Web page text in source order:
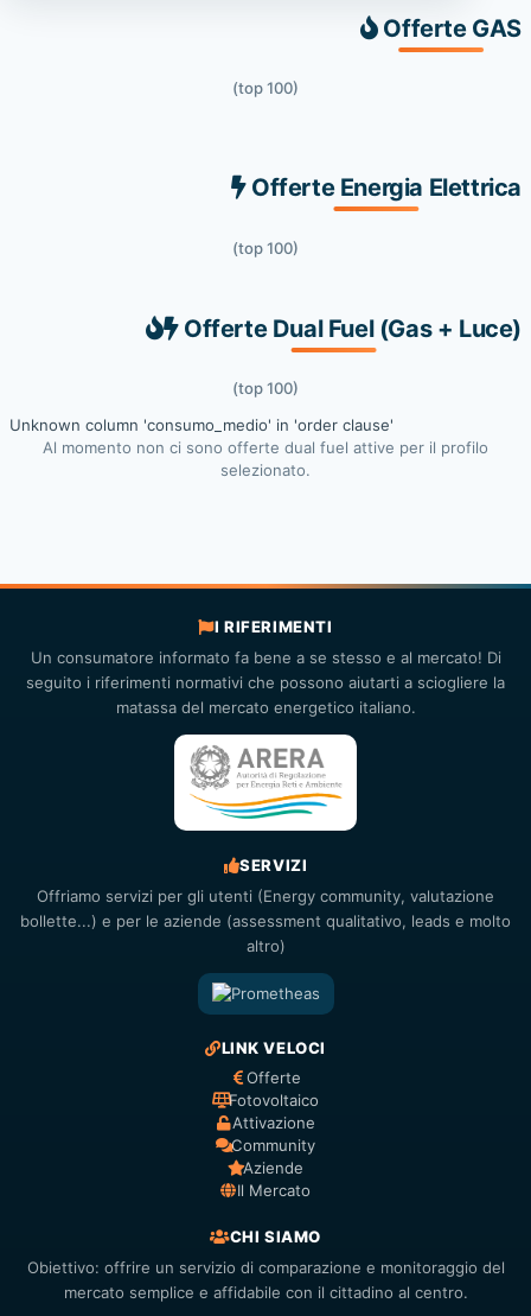
Offerte GAS
(top 100)
Offerte Energia Elettrica
(top 100)
Offerte Dual Fuel (Gas + Luce)
(top 100)
Unknown column 'consumo_medio' in 'order clause'
Al momento non ci sono offerte dual fuel attive per il profilo
selezionato.
I RIFERIMENTI
Un consumatore informato fa bene a se stesso e al mercato! Di
seguito i riferimenti normativi che possono aiutarti a sciogliere la
matassa del mercato energetico italiano.
SERVIZI
Offriamo servizi per gli utenti (Energy community, valutazione
bollette...) e per le aziende (assessment qualitativo, leads e molto
altro)
LINK VELOCI
Offerte
Fotovoltaico
Attivazione
Community
Aziende
Il Mercato
CHI SIAMO
Obiettivo: offrire un servizio di comparazione e monitoraggio del
mercato semplice e affidabile con il cittadino al centro.